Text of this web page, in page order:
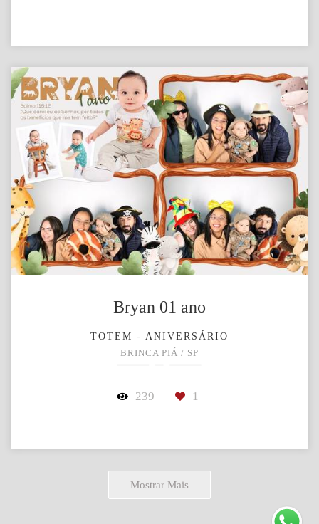
Bryan 01 ano
TOTEM - ANIVERSÁRIO
BRINCA PIÁ / SP
239 1
Mostrar Mais